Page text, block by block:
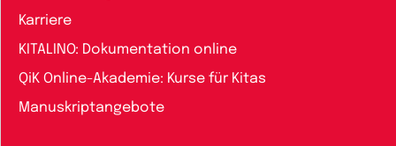
Karriere
KITALINO: Dokumentation online
QiK Online-Akademie: Kurse für Kitas
Manuskriptangebote